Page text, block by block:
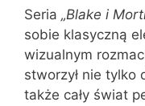
Seria „Blake i
sobie klasyczną
wizualnym
stworzył nie tylko
także cały świat